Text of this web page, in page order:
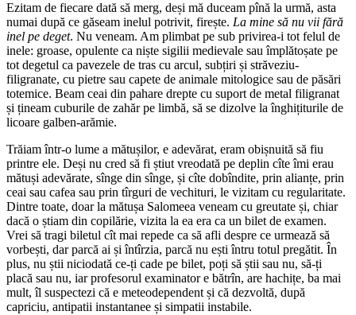
Ezitam de fiecare dată să merg, deși mă duceam pînă la urmă, asta
numai după ce găseam inelul potrivit, firește. La mine să nu vii fără
inel pe deget. Nu veneam. Am plimbat pe sub privirea-i tot felul de
inele: groase, opulente ca niște sigilii medievale sau împlătoșate pe
tot degetul ca pavezele de tras cu arcul, subțiri și străveziu-
filigranate, cu pietre sau capete de animale mitologice sau de păsări
totemice. Beam ceai din pahare drepte cu suport de metal filigranat
și țineam cuburile de zahăr pe limbă, să se dizolve la înghițiturile de
licoare galben-arămie.
Trăiam într-o lume a mătușilor, e adevărat, eram obișnuită să fiu
printre ele. Deși nu cred să fi știut vreodată pe deplin cîte îmi erau
mătuși adevărate, sînge din sînge, și cîte dobîndite, prin alianțe, prin
ceai sau cafea sau prin tîrguri de vechituri, le vizitam cu regularitate.
Dintre toate, doar la mătușa Salomeea veneam cu greutate și, chiar
dacă o știam din copilărie, vizita la ea era ca un bilet de examen.
Vrei să tragi biletul cît mai repede ca să afli despre ce urmează să
vorbești, dar parcă ai și întîrzia, parcă nu ești întru totul pregătit. În
plus, nu știi niciodată ce-ți cade pe bilet, poți să știi sau nu, să-ți
placă sau nu, iar profesorul examinator e bătrîn, are hachițe, ba mai
mult, îl suspectezi că e meteodependent și că dezvoltă, după
capriciu, antipatii instantanee și simpatii instabile.